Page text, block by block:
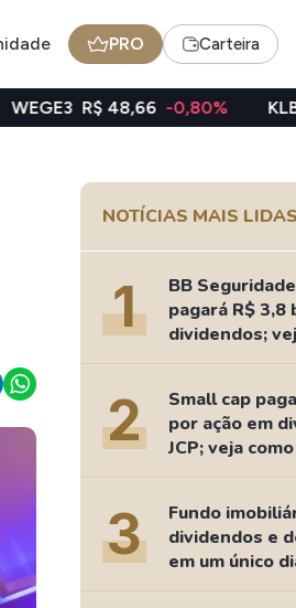
PRO Carteira
SpaceX
Ideias
Agenda de
Radar do
As Ações Mais
Guia do Iniciante
48,66 -0,80% KLBN11 R$ 18,71
NOTÍCIAS MAIS LIDAS
1
BB
pagará R$ 3,8
dividendos;
ação
2
Small cap
por ação em
JCP; veja
3
Fundo
dividendos e
em um único